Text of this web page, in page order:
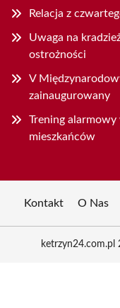
Relacja z
Uwaga na
ostrożności
V
zainaugurowany
Trening
mieszkańców
Kontakt O Nas
ketrzyn24.com.pl